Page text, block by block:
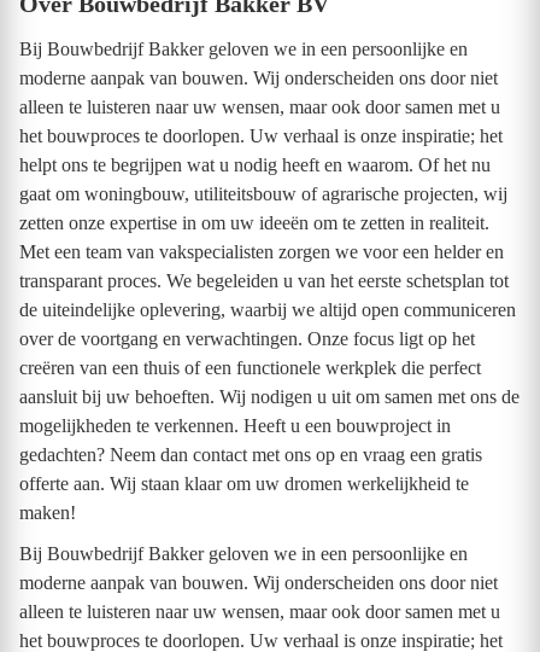
Bij Bouwbedrijf Bakker geloven we in een persoonlijke en
moderne aanpak van bouwen. Wij onderscheiden ons door niet
alleen te luisteren naar uw wensen, maar ook door samen met u
het bouwproces te doorlopen. Uw verhaal is onze inspiratie; het
helpt ons te begrijpen wat u nodig heeft en waarom. Of het nu
gaat om woningbouw, utiliteitsbouw of agrarische projecten, wij
zetten onze expertise in om uw ideeën om te zetten in realiteit.
Met een team van vakspecialisten zorgen we voor een helder en
transparant proces. We begeleiden u van het eerste schetsplan tot
de uiteindelijke oplevering, waarbij we altijd open communiceren
over de voortgang en verwachtingen. Onze focus ligt op het
creëren van een thuis of een functionele werkplek die perfect
aansluit bij uw behoeften. Wij nodigen u uit om samen met ons de
mogelijkheden te verkennen. Heeft u een bouwproject in
gedachten? Neem dan contact met ons op en vraag een gratis
offerte aan. Wij staan klaar om uw dromen werkelijkheid te
maken!
Bij Bouwbedrijf Bakker geloven we in een persoonlijke en
moderne aanpak van bouwen. Wij onderscheiden ons door niet
alleen te luisteren naar uw wensen, maar ook door samen met u
het bouwproces te doorlopen. Uw verhaal is onze inspiratie; het